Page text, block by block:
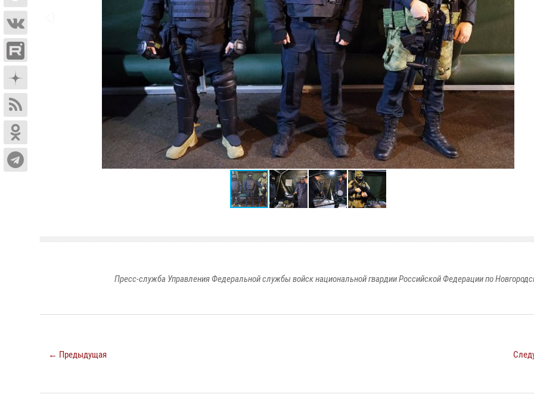
Пресс-служба Управления Федеральной службы войск национальной гвардии Российской Федерации по
← Предыдущая